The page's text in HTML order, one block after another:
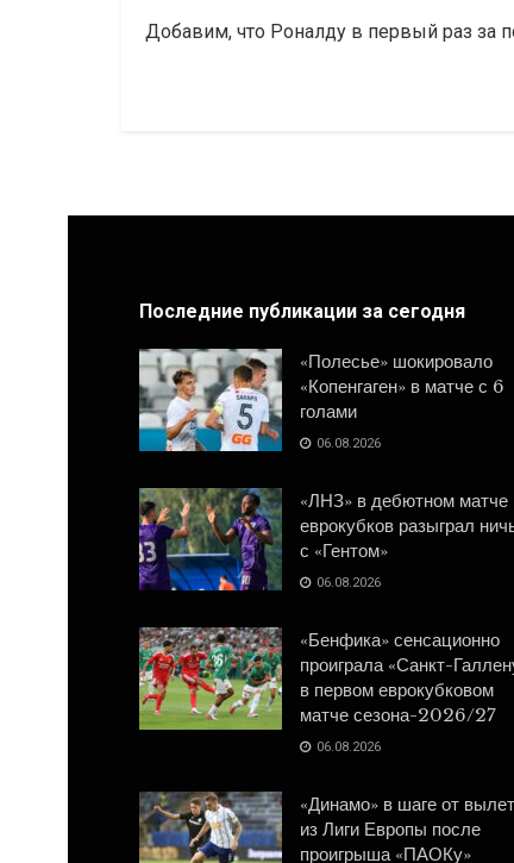
Добавим, что Роналду в первый раз за
Последние публикации за сегодня
«Полесье» шокировало
«Копенгаген» в матче с 6
голами
06.08.2026
«ЛНЗ» в дебютном матче
еврокубков разыграл
с «Гентом»
06.08.2026
«Бенфика» сенсационно
проиграла «Санкт-
в первом еврокубковом
матче сезона-2026/27
06.08.2026
«Динамо» в шаге от
из Лиги Европы после
проигрыша «ПАОКу»